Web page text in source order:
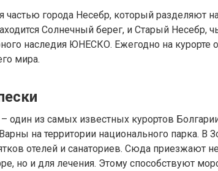
частью города Несебр, который разделяют
Солнечный берег, и Старый Несебр,
наследия ЮНЕСКО. Ежегодно на курорте
мира.
один из самых известных курортов
на территории национального парка. В
отелей и санаториев. Сюда приезжают
но и для лечения. Этому способствуют